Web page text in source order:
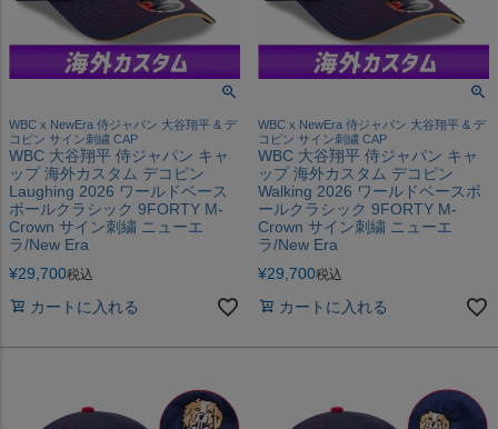
WBC x NewEra 侍ジャパン 大谷翔平 & デ
コピン サイン刺繍 CAP
WBC 大谷翔平 侍ジャパン キャ
ップ 海外カスタム デコピン
Laughing 2026 ワールドベース
ボールクラシック 9FORTY M-
Crown サイン刺繍 ニューエ
ラ/New Era
¥29,700税込
カートに入れる
WBC x NewEra 侍ジャパン 大谷翔平 & デ
コピン サイン刺繍 CAP
WBC 大谷翔平 侍ジャパン キャ
ップ 海外カスタム デコピン
Walking 2026 ワールドベースボ
ールクラシック 9FORTY M-
Crown サイン刺繍 ニューエ
ラ/New Era
¥29,700税込
カートに入れる